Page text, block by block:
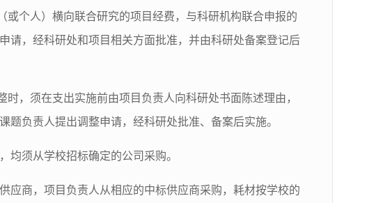
个人）横向联合研究的项目经费，与科研机构联合申报的
请，经科研处和项目相关方面批准，并由科研处备案登记后
，须在支出实施前由项目负责人向科研处书面陈述理由，
负责人提出调整申请，经科研处批准、备案后实施。
均须从学校招标确定的公司采购。
应商，项目负责人从相应的中标供应商采购，耗材按学校的